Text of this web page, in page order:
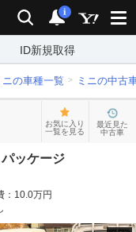
検索 通知
i
ID新規取得
ニの車種一覧 ミニの中古
お気に入り
一覧を見る
最近見た
中古車
ッケージ
： 10.0万円